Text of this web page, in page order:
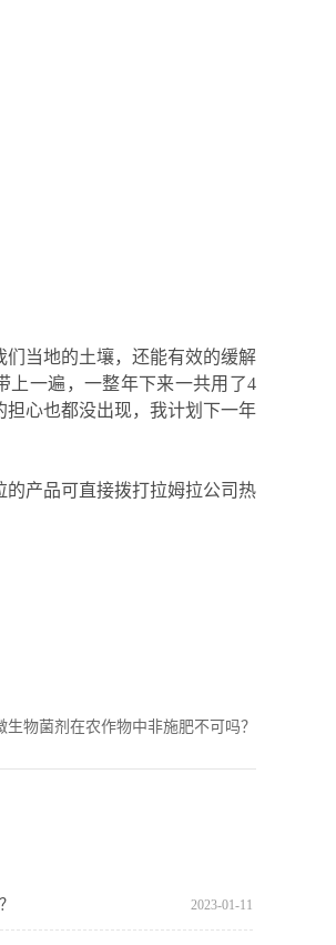
当地的土壤，还能有效的缓解
上一遍，一整年下来一共用了4
心也都没出现，我计划下一年
的产品可直接拨打拉姆拉公司热
生物菌剂在农作物中非施肥不可吗？
2023-01-11